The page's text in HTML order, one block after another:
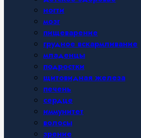
ногти
мозг
пищеварение
грудное вскармливание
младенцы
подростки
щитовидная железа
печень
сердце
иммунитет
волосы
зрение